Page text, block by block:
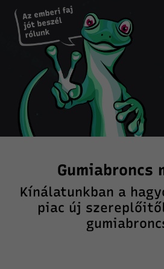
Gumiabroncs
Kínálatunkban a
piac új